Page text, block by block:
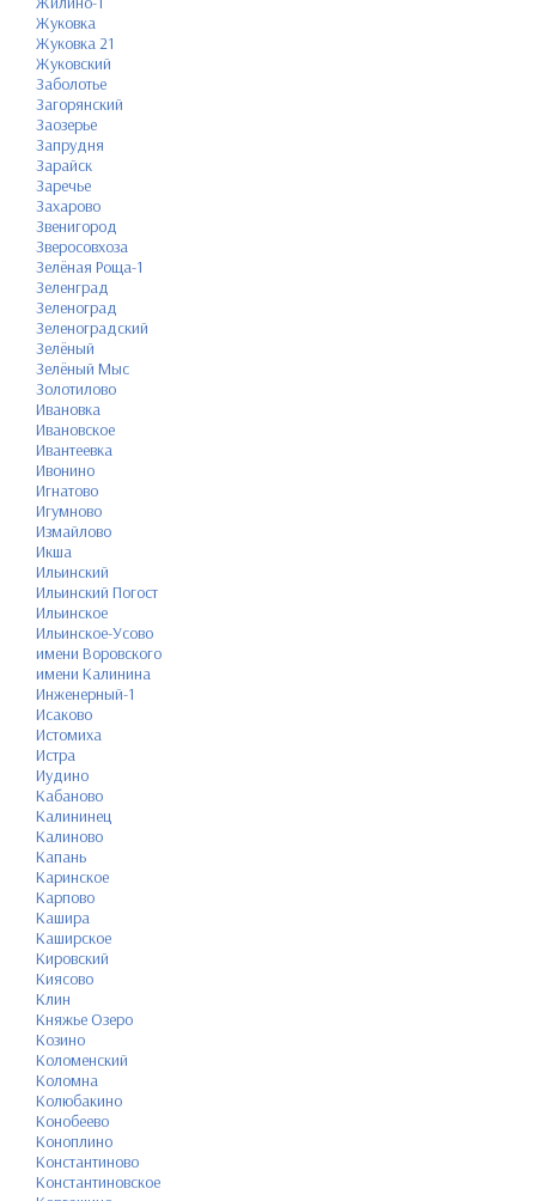
Жуковка
Жуковка 21
Жуковский
Заболотье
Загорянский
Заозерье
Запрудня
Зарайск
Заречье
Захарово
Звенигород
Зверосовхоза
Зелёная Роща-1
Зеленград
Зеленоград
Зеленоградский
Зелёный
Зелёный Мыс
Золотилово
Ивановка
Ивановское
Ивантеевка
Ивонино
Игнатово
Игумново
Измайлово
Икша
Ильинский
Ильинский Погост
Ильинское
Ильинское-Усово
имени Воровского
имени Калинина
Инженерный-1
Исаково
Истомиха
Истра
Иудино
Кабаново
Калининец
Калиново
Капань
Каринское
Карпово
Кашира
Каширское
Кировский
Киясово
Клин
Княжье Озеро
Козино
Коломенский
Коломна
Колюбакино
Конобеево
Коноплино
Константиново
Константиновское